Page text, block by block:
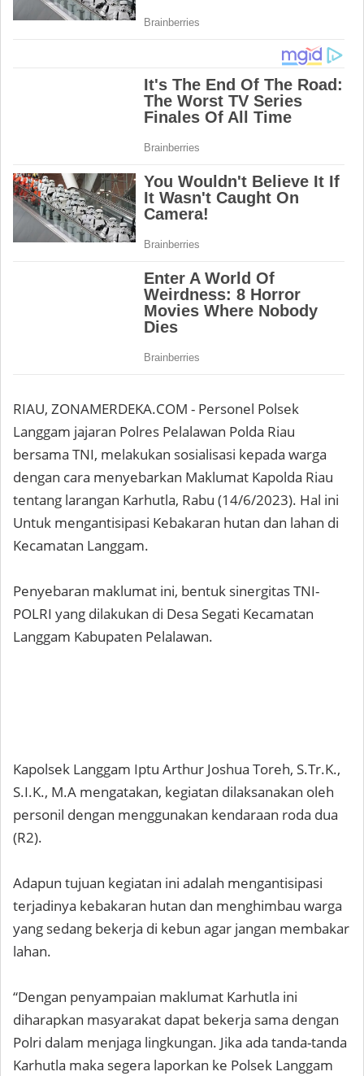
RIAU, ZONAMERDEKA.COM - Personel Polsek
Langgam jajaran Polres Pelalawan Polda Riau
bersama TNI, melakukan sosialisasi kepada warga
dengan cara menyebarkan Maklumat Kapolda Riau
tentang larangan Karhutla, Rabu (14/6/2023). Hal ini
Untuk mengantisipasi Kebakaran hutan dan lahan di
Kecamatan Langgam.
Penyebaran maklumat ini, bentuk sinergitas TNI-
POLRI yang dilakukan di Desa Segati Kecamatan
Langgam Kabupaten Pelalawan.
Kapolsek Langgam Iptu Arthur Joshua Toreh, S.Tr.K.,
S.I.K., M.A mengatakan, kegiatan dilaksanakan oleh
personil dengan menggunakan kendaraan roda dua
(R2).
Adapun tujuan kegiatan ini adalah mengantisipasi
terjadinya kebakaran hutan dan menghimbau warga
yang sedang bekerja di kebun agar jangan membakar
lahan.
“Dengan penyampaian maklumat Karhutla ini
diharapkan masyarakat dapat bekerja sama dengan
Polri dalam menjaga lingkungan. Jika ada tanda-tanda
Karhutla maka segera laporkan ke Polsek Langgam